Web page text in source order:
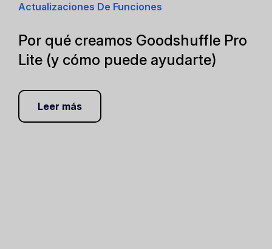
Actualizaciones De Funciones
Por qué creamos Goodshuffle Pro
Lite (y cómo puede ayudarte)
Leer más